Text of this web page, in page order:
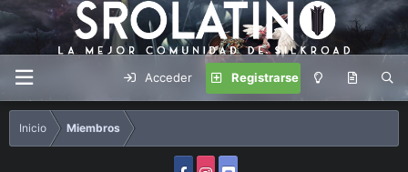
Acceder Registrarse
Inicio Miembros